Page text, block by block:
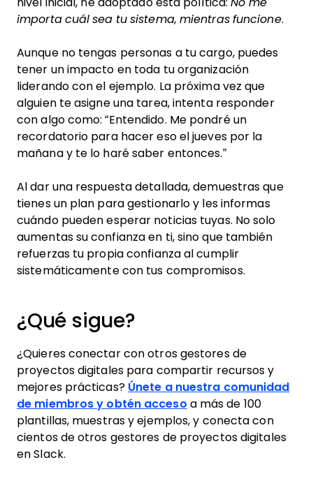
nivel inicial, he adoptado esta política:No me
importa cuál sea tu sistema, mientras funcione.
Aunque no tengas personas a tu cargo, puedes
tener un impacto en toda tu organización
liderando con el ejemplo. La próxima vez que
alguien te asigne una tarea, intenta responder
con algo como: “Entendido. Me pondré un
recordatorio para hacer eso el jueves por la
mañana y te lo haré saber entonces.”
Al dar una respuesta detallada, demuestras que
tienes un plan para gestionarlo y les informas
cuándo pueden esperar noticias tuyas. No solo
aumentas su confianza en ti, sino que también
refuerzas tu propia confianza al cumplir
sistemáticamente con tus compromisos.
¿Qué sigue?
¿Quieres conectar con otros gestores de
proyectos digitales para compartir recursos y
mejores prácticas? Únete a nuestra comunidad
de miembros y obtén acceso a más de 100
plantillas, muestras y ejemplos, y conecta con
cientos de otros gestores de proyectos digitales
en Slack.